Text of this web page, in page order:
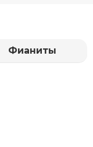
Фианиты